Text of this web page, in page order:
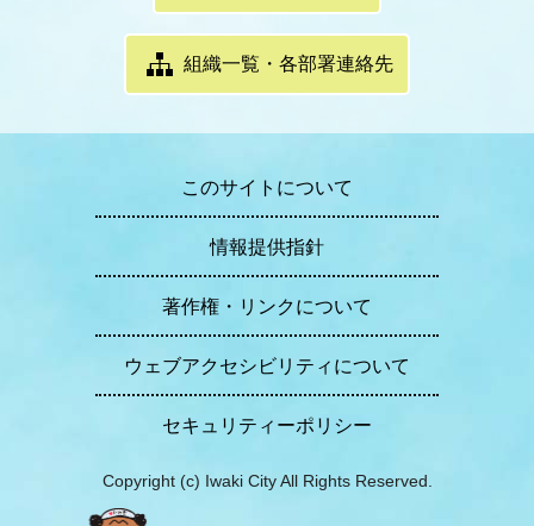
組織一覧・各部署連絡先
このサイトについて
情報提供指針
著作権・リンクについて
ウェブアクセシビリティについて
セキュリティーポリシー
Copyright (c) Iwaki City All Rights Reserved.